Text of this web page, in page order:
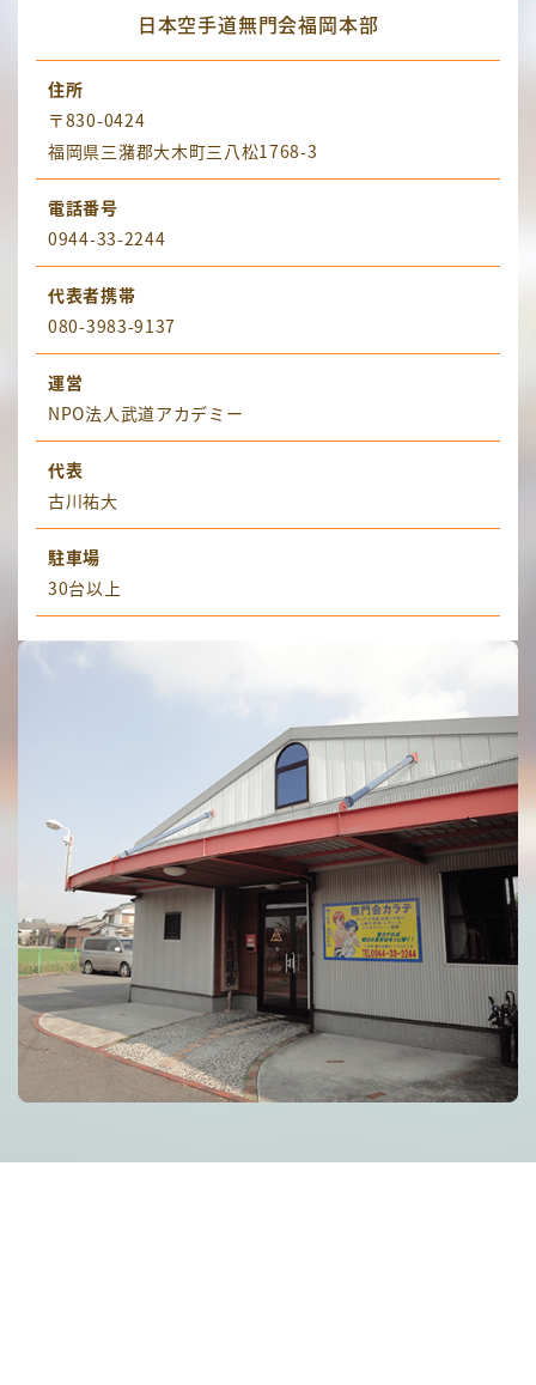
日本空手道無門会福岡本部
住所
〒830-0424
福岡県三潴郡大木町三八松1768-3
電話番号
0944-33-2244
代表者携帯
080-3983-9137
運営
NPO法人武道アカデミー
代表
古川祐大
駐車場
30台以上